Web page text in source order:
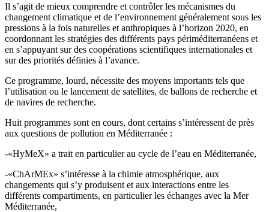
Il s’agit de mieux comprendre et contrôler les mécanismes du
changement climatique et de l’environnement généralement sous les
pressions à la fois naturelles et anthropiques à l’horizon 2020, en
coordonnant les stratégies des différents pays périméditerranéens et
en s’appuyant sur des coopérations scientifiques internationales et
sur des priorités définies à l’avance.
Ce programme, lourd, nécessite des moyens importants tels que
l’utilisation ou le lancement de satellites, de ballons de recherche et
de navires de recherche.
Huit programmes sont en cours, dont certains s’intéressent de près
aux questions de pollution en Méditerranée :
-«HyMeX» a trait en particulier au cycle de l’eau en Méditerranée,
-«ChArMEx» s’intéresse à la chimie atmosphérique, aux
changements qui s’y produisent et aux interactions entre les
différents compartiments, en particulier les échanges avec la Mer
Méditerranée,